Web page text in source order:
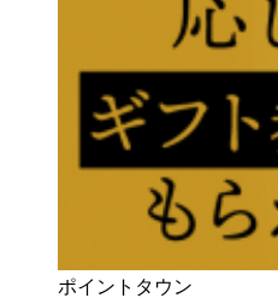
ポイントタウン